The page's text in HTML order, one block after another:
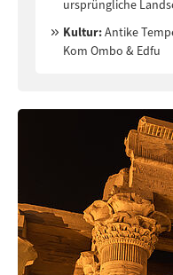
ursprüngliche
Kultur:Antike
Kom Ombo & Edfu